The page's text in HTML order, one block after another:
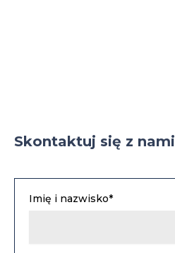
Skontaktuj się z nami
Imię i nazwisko*